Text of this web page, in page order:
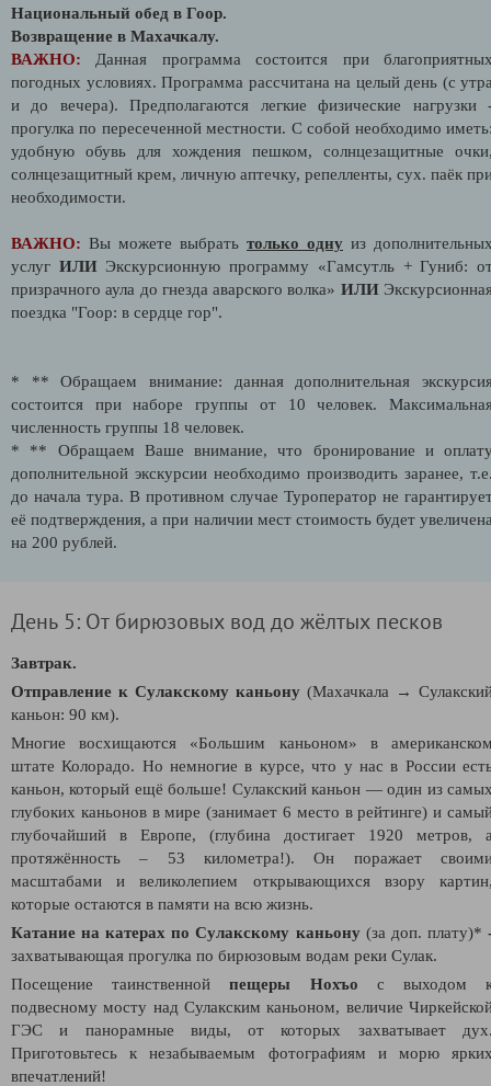
Национальный обед в Гоор.
Возвращение в Махачкалу.
ВАЖНО: Данная программа состоится при
погодных условиях. Программа рассчитана на целый день (с
и до вечера). Предполагаются легкие физические нагрузки
прогулка по пересеченной местности. С собой необходимо
удобную обувь для хождения пешком, солнцезащитные
солнцезащитный крем, личную аптечку, репелленты, сух. паёк
необходимости.
ВАЖНО: Вы можете выбрать только одну из
услуг ИЛИЭкскурсионную программу «Гамсутль + Гуниб:
призрачного аула до гнезда аварского волка» ИЛИ
поездка "Гоор: в сердце гор".
* ** Обращаем внимание: данная дополнительная
состоится при наборе группы от 10 человек.
численность группы 18 человек.
* ** Обращаем Ваше внимание, что бронирование и
дополнительной экскурсии необходимо производить заранее,
до начала тура. В противном случае Туроператор не
её подтверждения, а при наличии мест стоимость будет
на 200 рублей.
День 5: От бирюзовых вод до жёлтых песков
Завтрак.
Отправление к Сулакскому каньону (Махачкала →
каньон: 90 км).
Многие восхищаются «Большим каньоном» в
штате Колорадо. Но немногие в курсе, что у нас в России
каньон, который ещё больше! Сулакский каньон — один из
глубоких каньонов в мире (занимает 6 место в рейтинге) и
глубочайший в Европе, (глубина достигает 1920 метров,
протяжённость – 53 километра!). Он поражает
масштабами и великолепием открывающихся взору
которые остаются в памяти на всю жизнь.
Катание накатерах по Сулакскому каньону (за доп. плату)*
захватывающая прогулка по бирюзовым водам реки Сулак.
Посещение таинственнойпещеры Нохъо с выходом
подвесному мосту над Сулакским каньоном, величие
ГЭС и панорамные виды, от которых захватывает
Приготовьтесь к незабываемым фотографиям и морю
впечатлений!